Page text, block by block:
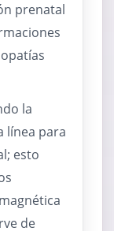
prenatal
la
línea para
esto
de